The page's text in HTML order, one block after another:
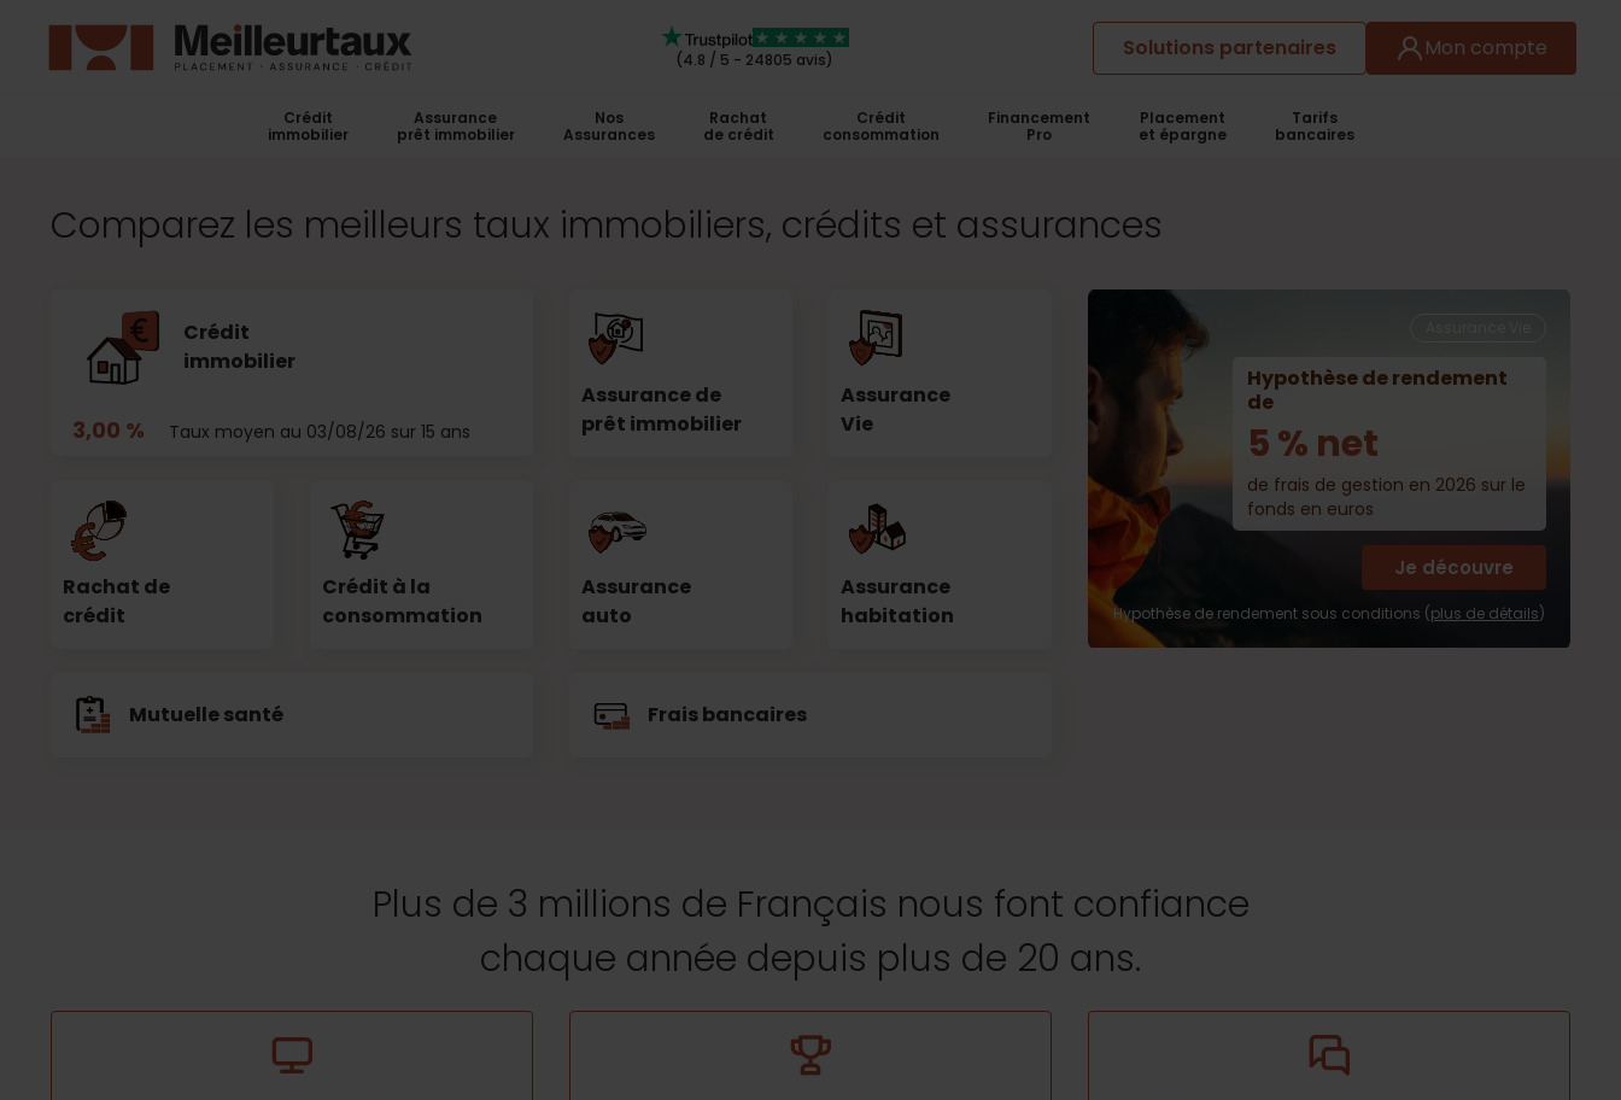
(4.8 / 5 - 24805 avis) Solutions partenaires Mon compte
Crédit
immobilier
Assurance
prêt immobilier
Nos
Assurances
Rachat
de crédit
Crédit
consommation
Financement
Pro
Placement
et épargne
Tarifs
bancaires
Comparez les meilleurs taux immobiliers, crédits et assurances
Crédit
immobilier
3,00 % Taux moyen au 03/08/26 sur 15 ans
Assurance de
prêt immobilier
Assurance
Vie
Rachat de
crédit
Crédit à la
consommation
Assurance
auto
Assurance
habitation
Mutuelle santé Frais bancaires
Hypothèse de rendement
de
5 % net
de frais de gestion en 2026 sur le
fonds en euros
Hypothèse de rendement sous conditions (plus de détails)
Je découvre
Plus de 3 millions de Français nous font confiance
chaque année depuis plus de 20 ans.